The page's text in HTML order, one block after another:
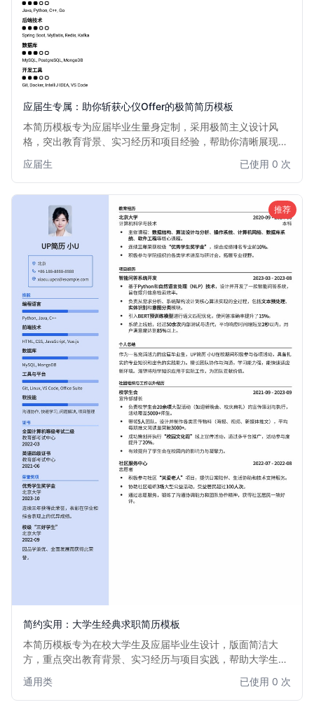
应届生专属：助你斩获心仪Offer的极简简历模板
本简历模板专为应届毕业生量身定制，采用极简主义设计风
格，突出教育背景、实习经历和项目经验，帮助你清晰展现个
出，快速获得面试机会。
应届生 已使用 0 次
推荐
简约实用：大学生经典求职简历模板
本简历模板专为在校大学生及应届毕业生设计，版面简洁大
方，重点突出教育背景、实习经历与项目实践，帮助大学生清
和职位，尤其适合首次求职或实习的大学毕业生。
通用类 已使用 0 次